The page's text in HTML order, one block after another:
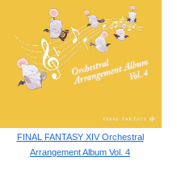
FINAL FANTASY XIV Orchestral
Arrangement Album Vol. 4